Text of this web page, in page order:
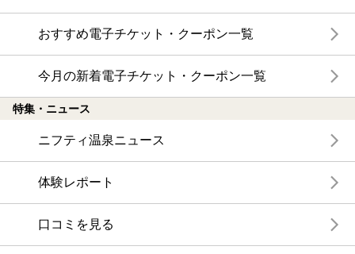
おすすめ電子チケット・クーポン一覧
今月の新着電子チケット・クーポン一覧
特集・ニュース
ニフティ温泉ニュース
体験レポート
口コミを見る